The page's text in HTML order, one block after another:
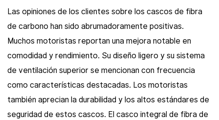
Las opiniones de los clientes sobre los cascos de fibra
de carbono han sido abrumadoramente positivas.
Muchos motoristas reportan una mejora notable en
comodidad y rendimiento. Su diseño ligero y su sistema
de ventilación superior se mencionan con frecuencia
como características destacadas. Los motoristas
también aprecian la durabilidad y los altos estándares de
seguridad de estos cascos. El casco integral de fibra de